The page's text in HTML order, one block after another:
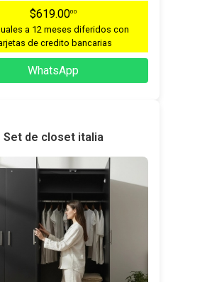
$619.0000
a 12 meses diferidos con
de credito bancarias
WhatsApp
Set de closet italia